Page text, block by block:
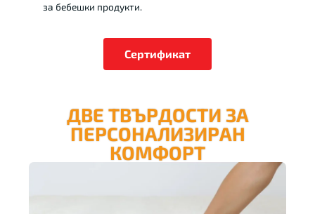
за бебешки продукти.
Сертификат
ДВЕ ТВЪРДОСТИ ЗА
ПЕРСОНАЛИЗИРАН
КОМФОРТ